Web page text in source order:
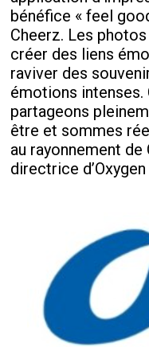
bénéfice « feel
Cheerz. Les
créer des liens
raviver des
émotions intenses.
partageons
être et sommes
au rayonnement de
directrice